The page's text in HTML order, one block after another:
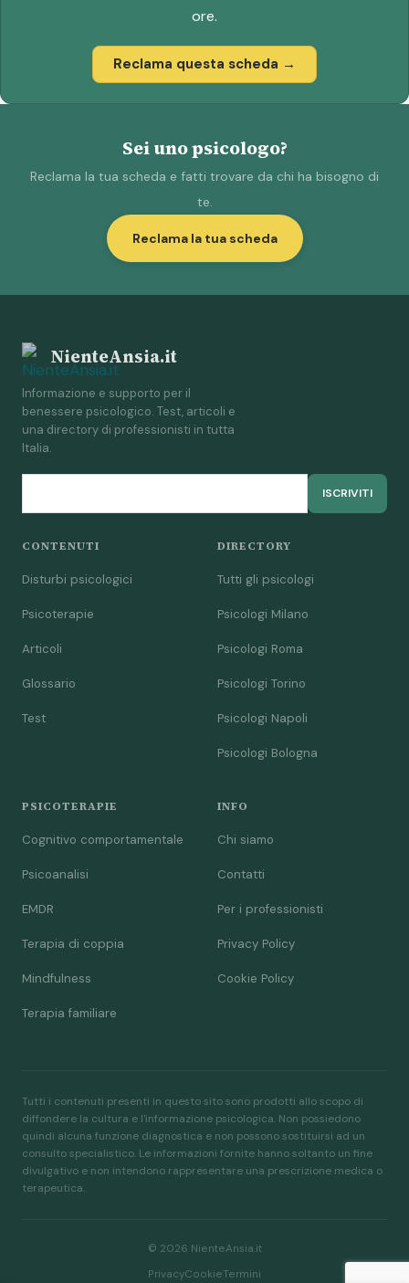
ore.
Reclama questa scheda →
Sei uno psicologo?
Reclama la tua scheda e fatti trovare da chi ha bisogno di
te.
Reclama la tua scheda
NienteAnsia.it
Informazione e supporto per il
benessere psicologico. Test, articoli e
una directory di professionisti in tutta
Italia.
ISCRIVITI
CONTENUTI
Disturbi psicologici
Psicoterapie
Articoli
Glossario
Test
DIRECTORY
Tutti gli psicologi
Psicologi Milano
Psicologi Roma
Psicologi Torino
Psicologi Napoli
Psicologi Bologna
PSICOTERAPIE
Cognitivo comportamentale
Psicoanalisi
EMDR
Terapia di coppia
Mindfulness
Terapia familiare
INFO
Chi siamo
Contatti
Per i professionisti
Privacy Policy
Cookie Policy
Tutti i contenuti presenti in questo sito sono prodotti allo scopo di
diffondere la cultura e l'informazione psicologica. Non possiedono
quindi alcuna funzione diagnostica e non possono sostituirsi ad un
consulto specialistico. Le informazioni fornite hanno soltanto un fine
divulgativo e non intendono rappresentare una prescrizione medica o
terapeutica.
© 2026 NienteAnsia.it
PrivacyCookieTermini